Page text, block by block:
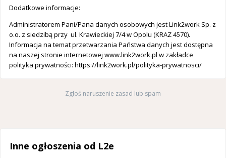
Dodatkowe informacje:
Administratorem Pani/Pana danych osobowych jest Link2work Sp. z
o.o. z siedzibą przy ul. Krawieckiej 7/4 w Opolu (KRAZ 4570).
Informacja na temat przetwarzania Państwa danych jest dostępna
na naszej stronie internetowej www.link2work.pl w zakładce
polityka prywatności: https://link2work.pl/polityka-prywatnosci/
Zgłoś naruszenie zasad lub spam
Inne ogłoszenia od L2e